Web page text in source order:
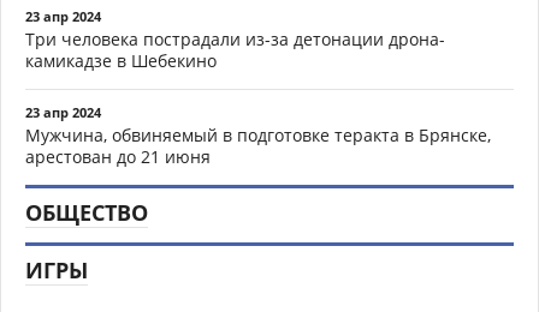
23 апр 2024
Три человека пострадали из-за детонации дрона-
камикадзе в Шебекино
23 апр 2024
Мужчина, обвиняемый в подготовке теракта в Брянске,
арестован до 21 июня
ОБЩЕСТВО
ИГРЫ